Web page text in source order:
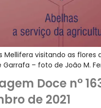
Mellifera visitando as flores
Garrafa – foto de João M.
Doce n°
de 2021